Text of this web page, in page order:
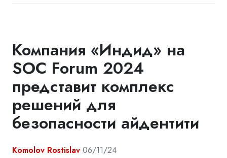
Компания «Индид» на
SOC Forum 2024
представит комплекс
решений для
безопасности айдентити
Komolov Rostislav 06/11/24